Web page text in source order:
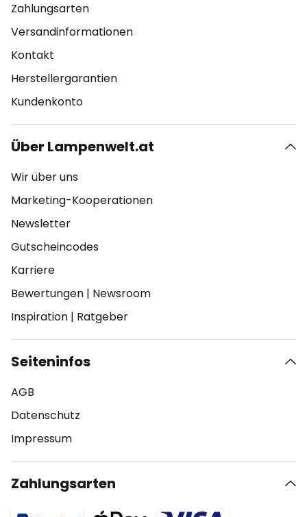
Zahlungsarten
Versandinformationen
Kontakt
Herstellergarantien
Kundenkonto
Über Lampenwelt.at
Wir über uns
Marketing-Kooperationen
Newsletter
Gutscheincodes
Karriere
Bewertungen | Newsroom
Inspiration | Ratgeber
Seiteninfos
AGB
Datenschutz
Impressum
Zahlungsarten